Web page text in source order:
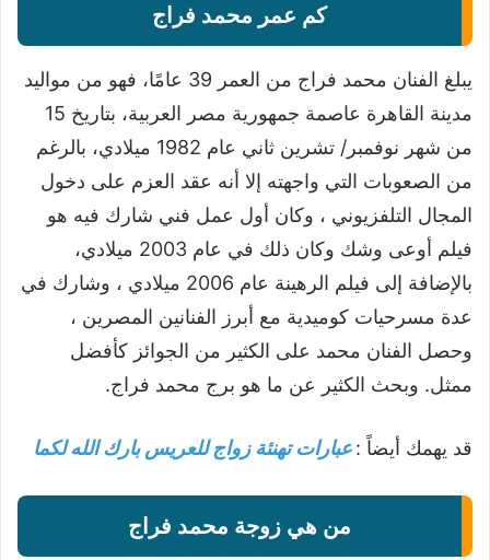
كم عمر محمد فراج
يبلغ الفنان محمد فراج من العمر 39 عامًا، فهو من مواليد
مدينة القاهرة عاصمة جمهورية مصر العربية، بتاريخ 15
من شهر نوفمبر/ تشرين ثاني عام 1982 ميلادي، بالرغم
من الصعوبات التي واجهته إلا أنه عقد العزم على دخول
المجال التلفزيوني ، وكان أول عمل فني شارك فيه هو
فيلم أوعى وشك وكان ذلك في عام 2003 ميلادي،
بالإضافة إلى فيلم الرهينة عام 2006 ميلادي ، وشارك في
عدة مسرحيات كوميدية مع أبرز الفنانين المصرين ،
وحصل الفنان محمد على الكثير من الجوائز كأفضل
ممثل. وبحث الكثير عن ما هو برج محمد فراج.
قد يهمك أيضاً :عبارات تهنئة زواج للعريس بارك الله لكما
من هي زوجة محمد فراج